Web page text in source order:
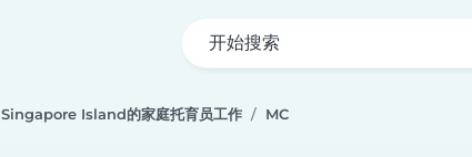
开始搜索
Singapore Island的家庭托育员工作 MC